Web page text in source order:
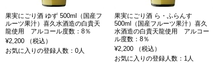
果実にごり酒 ゆず 500ml（国産フ
ルーツ果汁）喜久水酒造の白貴天
龍使用 アルコール度数：8％
¥2,200 （税込）
お気に入りの登録人数：0人
果実にごり酒 ら・ふらんす
500ml（国産フルーツ果汁）喜久
水酒造の白貴天龍使用 アルコー
ル度数：8％
¥2,200 （税込）
お気に入りの登録人数：1人